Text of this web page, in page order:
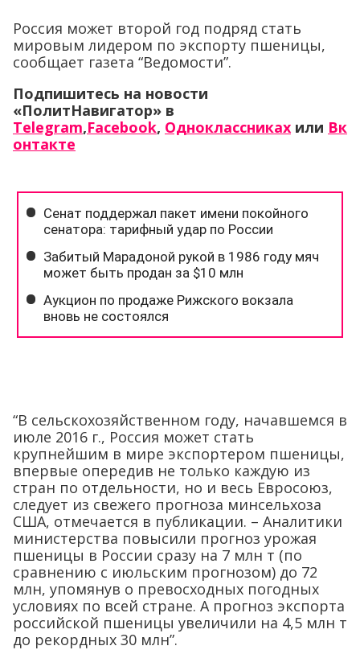
Россия может второй год подряд стать
мировым лидером по экспорту пшеницы,
сообщает газета “Ведомости”.
Подпишитесь на новости
«ПолитНавигатор» в
Telegram,Facebook, Одноклассниках или Вк
онтакте
“В сельскохозяйственном году, начавшемся в
июле 2016 г., Россия может стать
крупнейшим в мире экспортером пшеницы,
впервые опередив не только каждую из
стран по отдельности, но и весь Евросоюз,
следует из свежего прогноза минсельхоза
США, отмечается в публикации. – Аналитики
министерства повысили прогноз урожая
пшеницы в России сразу на 7 млн т (по
сравнению с июльским прогнозом) до 72
млн, упомянув о превосходных погодных
условиях по всей стране. А прогноз экспорта
российской пшеницы увеличили на 4,5 млн т
до рекордных 30 млн”.